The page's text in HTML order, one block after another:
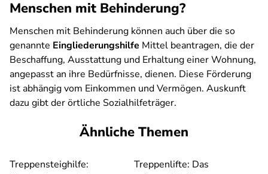
Menschen mit Behinderung?
Menschen mit Behinderung können auch über die so
genannte Eingliederungshilfe Mittel beantragen, die der
Beschaffung, Ausstattung und Erhaltung einer Wohnung,
angepasst an ihre Bedürfnisse, dienen. Diese Förderung
ist abhängig vom Einkommen und Vermögen. Auskunft
dazu gibt der örtliche Sozialhilfeträger.
Ähnliche Themen
Treppensteighilfe:
Treppenlifte: Das